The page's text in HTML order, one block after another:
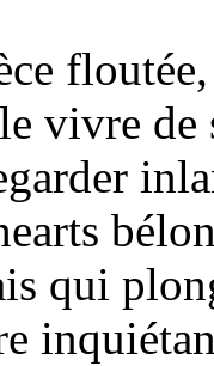
vivre de
qui